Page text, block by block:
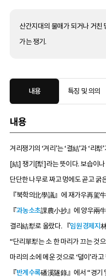
산간지대의 물매가 되거나 거친
가는 쟁기.
내용 특징 및 의의
내용
겨리쟁기의 ‘겨리’는 ‘결結’과 ‘리
[結] 쟁기[犁]라는 뜻이다. 보습이
단단한 나무로 짜고 멍에도 곧고 굵
『북학의北學議』에 재가우再駕
『과농소초課農小抄』에 양우兩
결리結犁로 올랐다. 『임원경제지
“단리單犁는 소 한 마리가 끄는 것
마리의 소에 메운 것으로 ‘뎔이’라
『반계수록磻溪隧錄』에서 “경기